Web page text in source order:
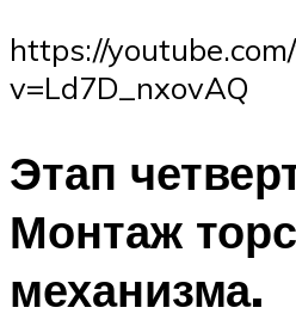
https://
v=Ld7D_nxovAQ
Этап
Монтаж
механизма.